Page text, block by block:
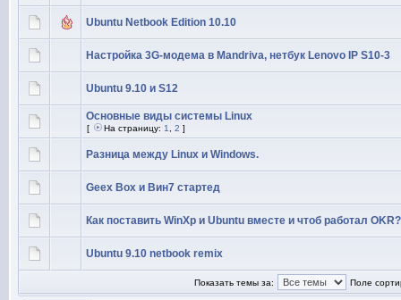
Ubuntu Netbook Edition 10.10
Настройка 3G-модема в Mandriva, нетбук Lenovo IP S10-3
Ubuntu 9.10 и S12
Основные виды системы Linux
[ На страницу: 1 2 ]
Разница между Linux и Windows.
Geex Box и Вин7 стартед
Как поставить WinXp и Ubuntu вместе и чтоб работал OKR?
Ubuntu 9.10 netbook remix
Показать темы за: Поле